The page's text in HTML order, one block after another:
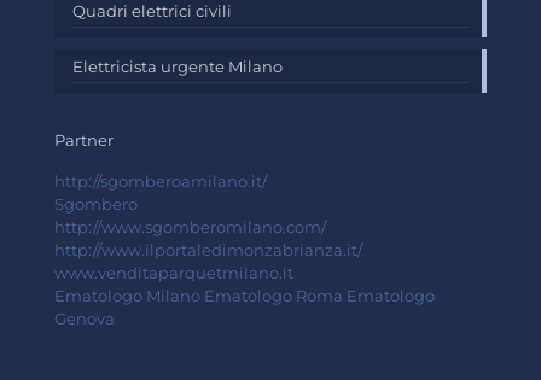
Quadri elettrici civili
Elettricista urgente Milano
Partner
http://sgomberoamilano.it/
Sgombero
http://www.sgomberomilano.com/
http://www.ilportaledimonzabrianza.it/
www.venditaparquetmilano.it
Ematologo Milano Ematologo Roma Ematologo
Genova